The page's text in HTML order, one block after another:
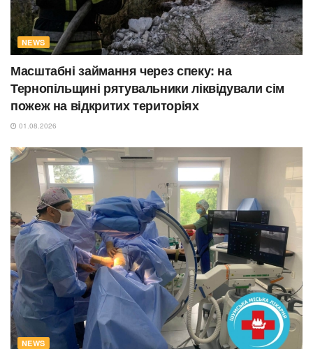
NEWS
Масштабні займання через спеку: на
Тернопільщині рятувальники ліквідували сім
пожеж на відкритих територіях
01.08.2026
NEWS